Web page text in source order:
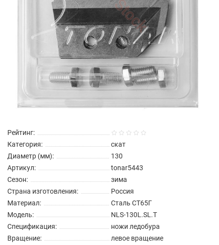
Рейтинг:
Категория:
скат
Диаметр (мм):
130
Артикул:
tonar5443
Сезон:
зима
Страна изготовления:
Россия
Материал:
Сталь СТ65Г
Модель:
NLS-130L.SL.T
Спецификация:
ножи ледобура
Вращение:
левое вращение